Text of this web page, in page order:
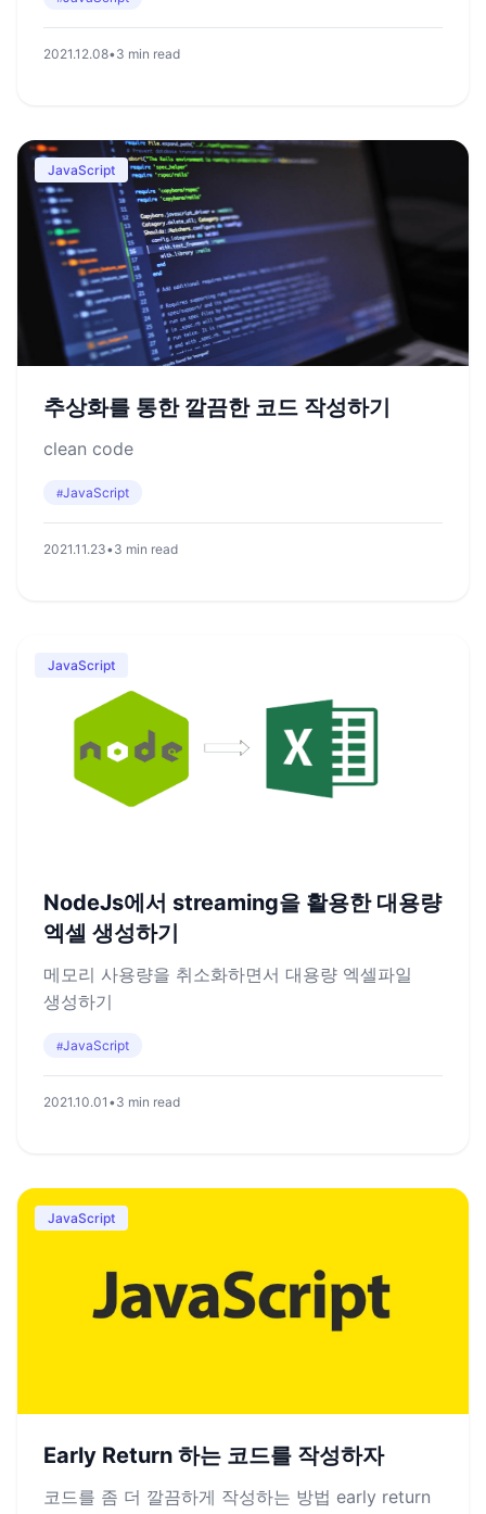
2021.12.08•3 min read
JavaScript
추상화를 통한 깔끔한 코드 작성하기
clean code
#JavaScript
2021.11.23•3 min read
JavaScript
NodeJs에서 streaming을 활용한 대용량
엑셀 생성하기
메모리 사용량을 취소화하면서 대용량 엑셀파일
생성하기
#JavaScript
2021.10.01 •3 min read
JavaScript
Early Return 하는 코드를 작성하자
코드를 좀 더 깔끔하게 작성하는 방법 early return